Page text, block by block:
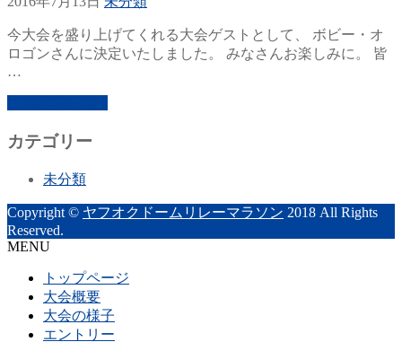
今大会を盛り上げてくれる大会ゲストとして、 ボビー・オ
ロゴンさんに決定いたしました。 みなさんお楽しみに。 皆
…
カテゴリー
未分類
Copyright © ヤフオクドームリレーマラソン 2018 All Rights
Reserved.
MENU
トップページ
大会概要
大会の様子
エントリー